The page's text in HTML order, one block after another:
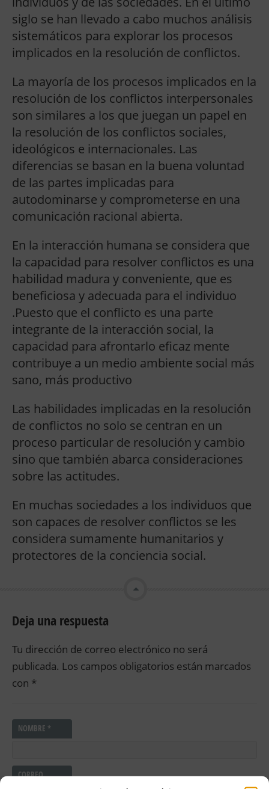
siglo se han llevado a cabo muchos análisis
sistemáticos para explorar los procesos
implicados en la resolución de conflictos.
La mayoría de los procesos implicados en la
resolución de los conflictos interpersonales
son similares a los que juegan un papel en
la resolución de los conflictos sociales,
ideológicos e internacionales. Las
diferencias se basan en la buena voluntad
de las partes implicadas para
autodominarse y comprometerse en una
comunicación racional abierta.
En la interacción humana se considera que
la capacidad para resolver conflictos es una
habilidad madura y conveniente, que es
beneficiosa y adecuada para el individuo
.Puesto que el conflicto es una parte
integrante de la interacción social, la
capacidad para afrontarlo eficaz mente
contribuye a un medio ambiente social más
sano, más productivo
Las habilidades implicadas en la resolución
de conflictos no solo se centran en un
proceso particular de resolución y cambio
sino que también abarca consideraciones
sobre las actitudes.
En muchas sociedades a los individuos que
son capaces de resolver conflictos se les
considera sumamente humanitarios y
protectores de la conciencia social.
Deja una respuesta
Tu dirección de correo electrónico no será
publicada. Los campos obligatorios están marcados
con *
NOMBRE *
CORREO